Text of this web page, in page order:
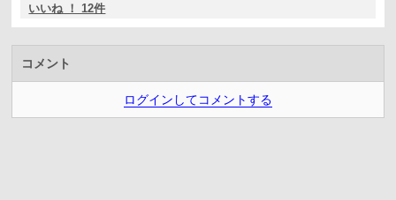
いいね ！ 12件
コメント
ログインしてコメントする